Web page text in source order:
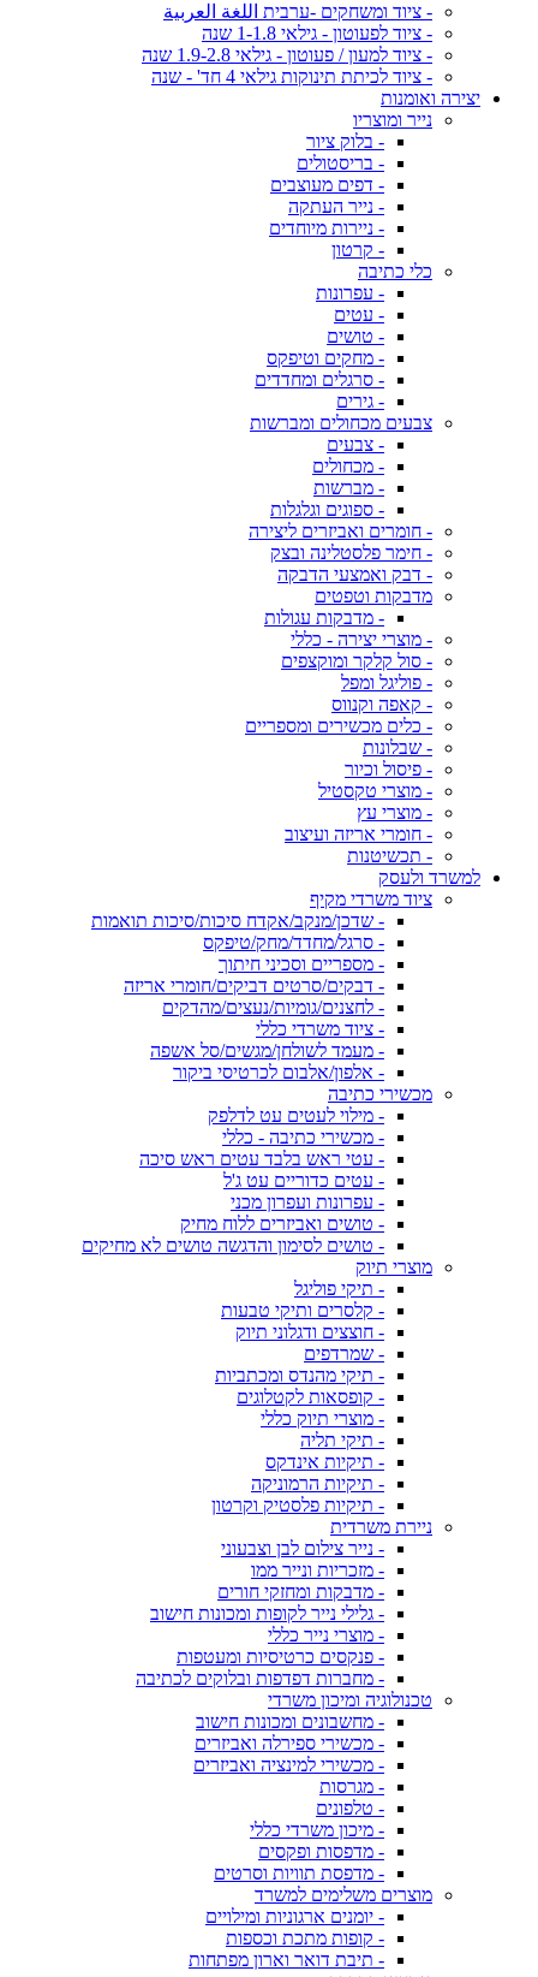
- ציוד ומשחקים -ערבית اللغة العربية
- ציוד לפעוטון - גילאי 1-1.8 שנה
- ציוד למעון / פעוטון - גילאי 1.9-2.8 שנה
- ציוד לכיתת תינוקות גילאי 4 חד' - שנה
יצירה ואומנות
נייר ומוצריו
- בלוק ציור
- בריסטולים
- דפים מעוצבים
- נייר העתקה
- ניירות מיוחדים
- קרטון
כלי כתיבה
- עפרונות
- עטים
- טושים
- מחקים וטיפקס
- סרגלים ומחדדים
- גירים
צבעים מכחולים ומברשות
- צבעים
- מכחולים
- מברשות
- ספוגים וגלגלות
- חומרים ואביזרים ליצירה
- חימר פלסטלינה ובצק
- דבק ואמצעי הדבקה
מדבקות וטפטים
- מדבקות עגולות
- מוצרי יצירה - כללי
- סול קלקר ומוקצפים
- פוליגל ומפל
- קאפה וקנווס
- כלים מכשירים ומספריים
- שבלונות
- פיסול וכיור
- מוצרי טקסטיל
- מוצרי עץ
- חומרי אריזה ועיצוב
- תכשיטנות
למשרד ולעסק
ציוד משרדי מקיף
- שדכן/מנקב/אקדח סיכות/סיכות תואמות
- סרגל/מחדד/מחק/טיפקס
- מספריים וסכיני חיתוך
- דבקים/סרטים דביקים/חומרי אריזה
- לחצנים/גומיות/נעצים/מהדקים
- ציוד משרדי כללי
- מעמד לשולחן/מגשים/סל אשפה
- אלפון/אלבום לכרטיסי ביקור
מכשירי כתיבה
- מילוי לעטים עט לדלפק
- מכשירי כתיבה - כללי
- עטי ראש בלבד עטים ראש סיכה
- עטים כדוריים עט ג'ל
- עפרונות ועפרון מכני
- טושים ואביזרים ללוח מחיק
- טושים לסימון והדגשה טושים לא מחיקים
מוצרי תיוק
- תיקי פוליגל
- קלסרים ותיקי טבעות
- חוצצים ודגלוני תיוק
- שמרדפים
- תיקי מהנדס ומכתביות
- קופסאות לקטלוגים
- מוצרי תיוק כללי
- תיקי תליה
- תיקיות אינדקס
- תיקיות הרמוניקה
- תיקיות פלסטיק וקרטון
ניירת משרדית
- נייר צילום לבן וצבעוני
- מזכריות ונייר ממו
- מדבקות ומחזקי חורים
- גלילי נייר לקופות ומכונות חישוב
- מוצרי נייר כללי
- פנקסים כרטיסיות ומעטפות
- מחברות דפדפות ובלוקים לכתיבה
טכנולוגיה ומיכון משרדי
- מחשבונים ומכונות חישוב
- מכשירי ספירלה ואביזרים
- מכשירי למינציה ואביזרים
- מגרסות
- טלפונים
- מיכון משרדי כללי
- מדפסות ופקסים
- מדפסת תוויות וסרטים
מוצרים משלימים למשרד
- יומנים ארגוניות ומילויים
- קופות מתכת וכספות
- תיבת דואר וארון מפתחות